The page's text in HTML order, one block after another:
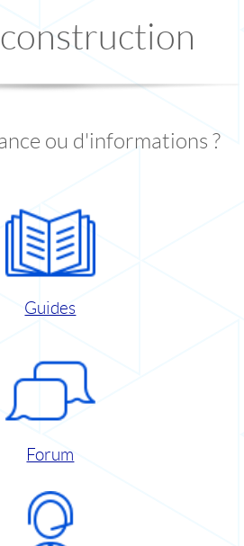
ou d'informations ?
Guides
Forum